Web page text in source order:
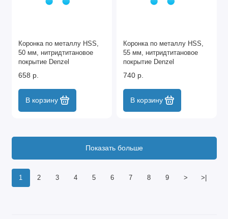
Коронка по металлу HSS,
50 мм, нитридтитановое
покрытие Denzel
658 р.
В корзину
Коронка по металлу HSS,
55 мм, нитридтитановое
покрытие Denzel
740 р.
В корзину
1 2 3 4 5 6 7 8 9 > >|
Показать больше